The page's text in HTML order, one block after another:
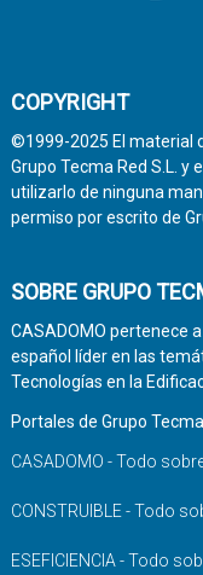
COPYRIGHT
©1999-2025 El material
Grupo Tecma Red S.L. y
utilizarlo de ninguna
permiso por escrito de
SOBRE GRUPO
CASADOMO pertenece a
español líder en las
Tecnologías en la
Portales de Grupo
CASADOMO - Todo
CONSTRUIBLE - Todo
ESEFICIENCIA - Todo